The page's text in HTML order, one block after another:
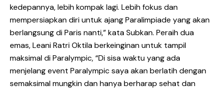
kedepannya, lebih kompak lagi. Lebih fokus dan
mempersiapkan diri untuk ajang Paralimpiade yang akan
berlangsung di Paris nanti,” kata Subkan. Peraih dua
emas, Leani Ratri Oktila berkeinginan untuk tampil
maksimal di Paralympic, “Di sisa waktu yang ada
menjelang event Paralympic saya akan berlatih dengan
semaksimal mungkin dan hanya berharap sehat dan